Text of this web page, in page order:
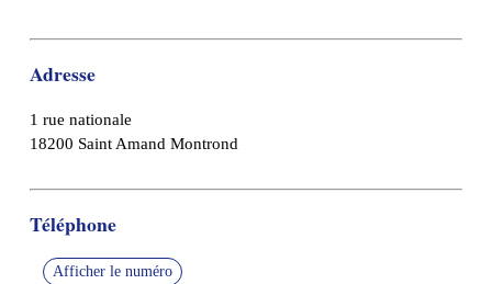
Adresse
1 rue nationale
18200 Saint Amand Montrond
Téléphone
Afficher le numéro